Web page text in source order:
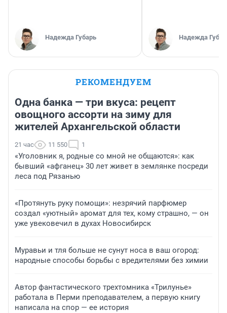
Надежда Губарь Надежда
РЕКОМЕНДУЕМ
Одна банка — три вкуса: рецепт
овощного ассорти на зиму для
жителей Архангельской области
21 час 11 550 1
«Уголовник я, родные со мной не общаются»: как
бывший «афганец» 30 лет живет в землянке посреди
леса под Рязанью
«Протянуть руку помощи»: незрячий парфюмер
создал «уютный» аромат для тех, кому страшно, — он
уже увековечил в духах Новосибирск
Муравьи и тля больше не сунут носа в ваш огород:
народные способы борьбы с вредителями без химии
Автор фантастического трехтомника «Трилунье»
работала в Перми преподавателем, а первую книгу
написала на спор — ее история